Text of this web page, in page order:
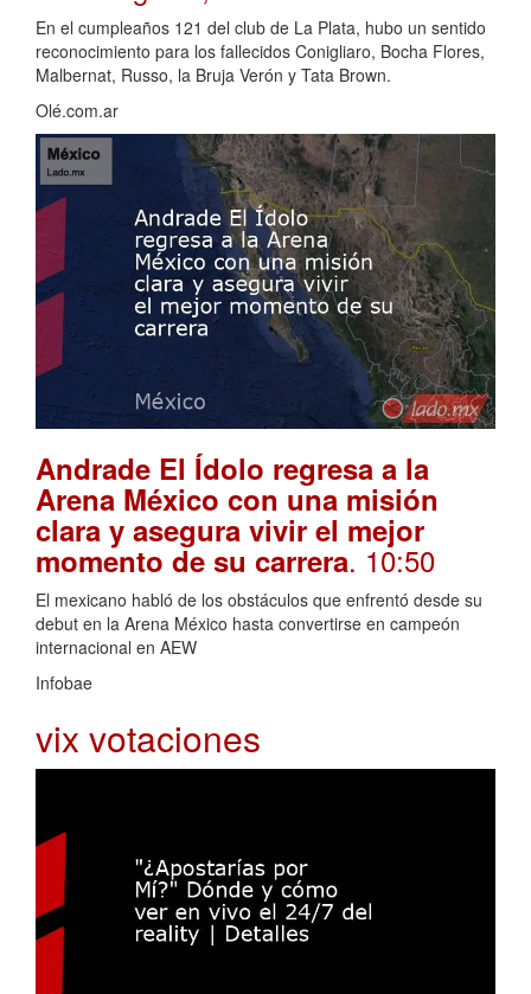
En el cumpleaños 121 del club de La Plata, hubo un sentido
reconocimiento para los fallecidos Conigliaro, Bocha Flores,
Malbernat, Russo, la Bruja Verón y Tata Brown.
Olé.com.ar
Andrade El Ídolo regresa a la
Arena México con una misión
clara y asegura vivir el mejor
momento de su carrera. 10:50
El mexicano habló de los obstáculos que enfrentó desde su
debut en la Arena México hasta convertirse en campeón
internacional en AEW
Infobae
vix votaciones